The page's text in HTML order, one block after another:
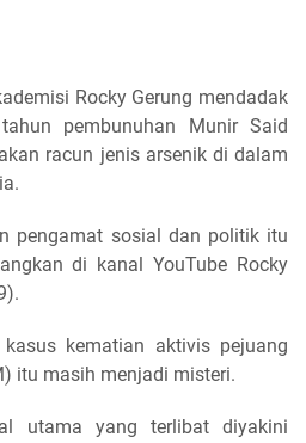
Rocky Gerung mendadak
pembunuhan Munir Said
racun jenis arsenik di dalam
pengamat sosial dan politik itu
di kanal YouTube Rocky
kematian aktivis pejuang
itu masih menjadi misteri.
utama yang terlibat diyakini